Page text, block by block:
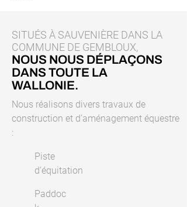
Piste
d’équitation
SITUÉS À SAUVENIÈRE DANS LA
COMMUNE DE GEMBLOUX,
NOUS NOUS DÉPLAÇONS
DANS TOUTE LA
WALLONIE.
Nous réalisons divers travaux de
construction et d’aménagement équestre
:
Paddoc